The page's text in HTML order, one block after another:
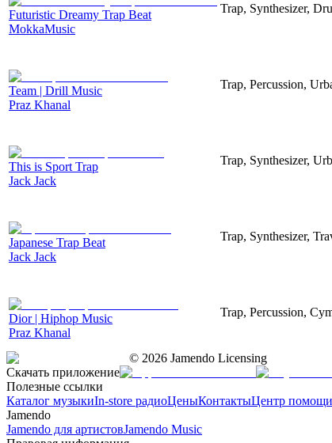
Futuristic Dreamy Trap Beat
MokkaMusic
Trap, Synthesizer,
Team | Drill Music
Praz Khanal
Trap, Percussion,
This is Sport Trap
Jack Jack
Trap, Synthesizer,
Japanese Trap Beat
Jack Jack
Trap, Synthesizer,
Dior | Hiphop Music
Praz Khanal
Trap, Percussion,
© 2026 Jamendo Licensing
Скачать приложение
Полезные ссылки
Каталог музыкиIn-store радиоЦеныКонтактыЦентр помощи
Jamendo
Jamendo для артистовJamendo Music